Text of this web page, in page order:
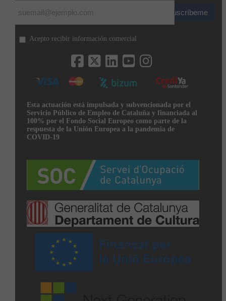
Suscríbeme
Acepto recibir información comercial
Esta actuación está impulsada y subvencionada por el
Servicio Público de Empleo de Cataluña y financiada al
100% por el Fondo Social Europeo como parte de la
respuesta de la Unión Europea a la pandemia de
COVID-19